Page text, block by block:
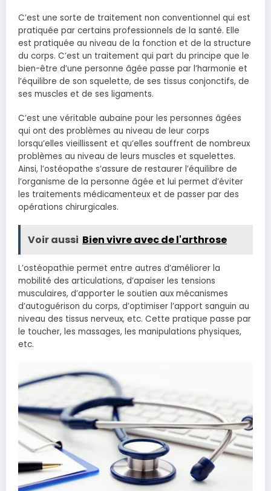
C’est une sorte de traitement non conventionnel qui est
pratiquée par certains professionnels de la santé. Elle
est pratiquée au niveau de la fonction et de la structure
du corps. C’est un traitement qui part du principe que le
bien-être d’une personne âgée passe par l’harmonie et
l’équilibre de son squelette, de ses tissus conjonctifs, de
ses muscles et de ses ligaments.
C’est une véritable aubaine pour les personnes âgées
qui ont des problèmes au niveau de leur corps
lorsqu’elles vieillissent et qu’elles souffrent de nombreux
problèmes au niveau de leurs muscles et squelettes.
Ainsi, l’ostéopathe s’assure de restaurer l’équilibre de
l’organisme de la personne âgée et lui permet d’éviter
les traitements médicamenteux et de passer par des
opérations chirurgicales.
Voir aussi Bien vivre avec de l'arthrose
L’ostéopathie permet entre autres d’améliorer la
mobilité des articulations, d’apaiser les tensions
musculaires, d’apporter le soutien aux mécanismes
d’autoguérison du corps, d’optimiser l’apport sanguin au
niveau des tissus nerveux, etc. Cette pratique passe par
le toucher, les massages, les manipulations physiques,
etc.